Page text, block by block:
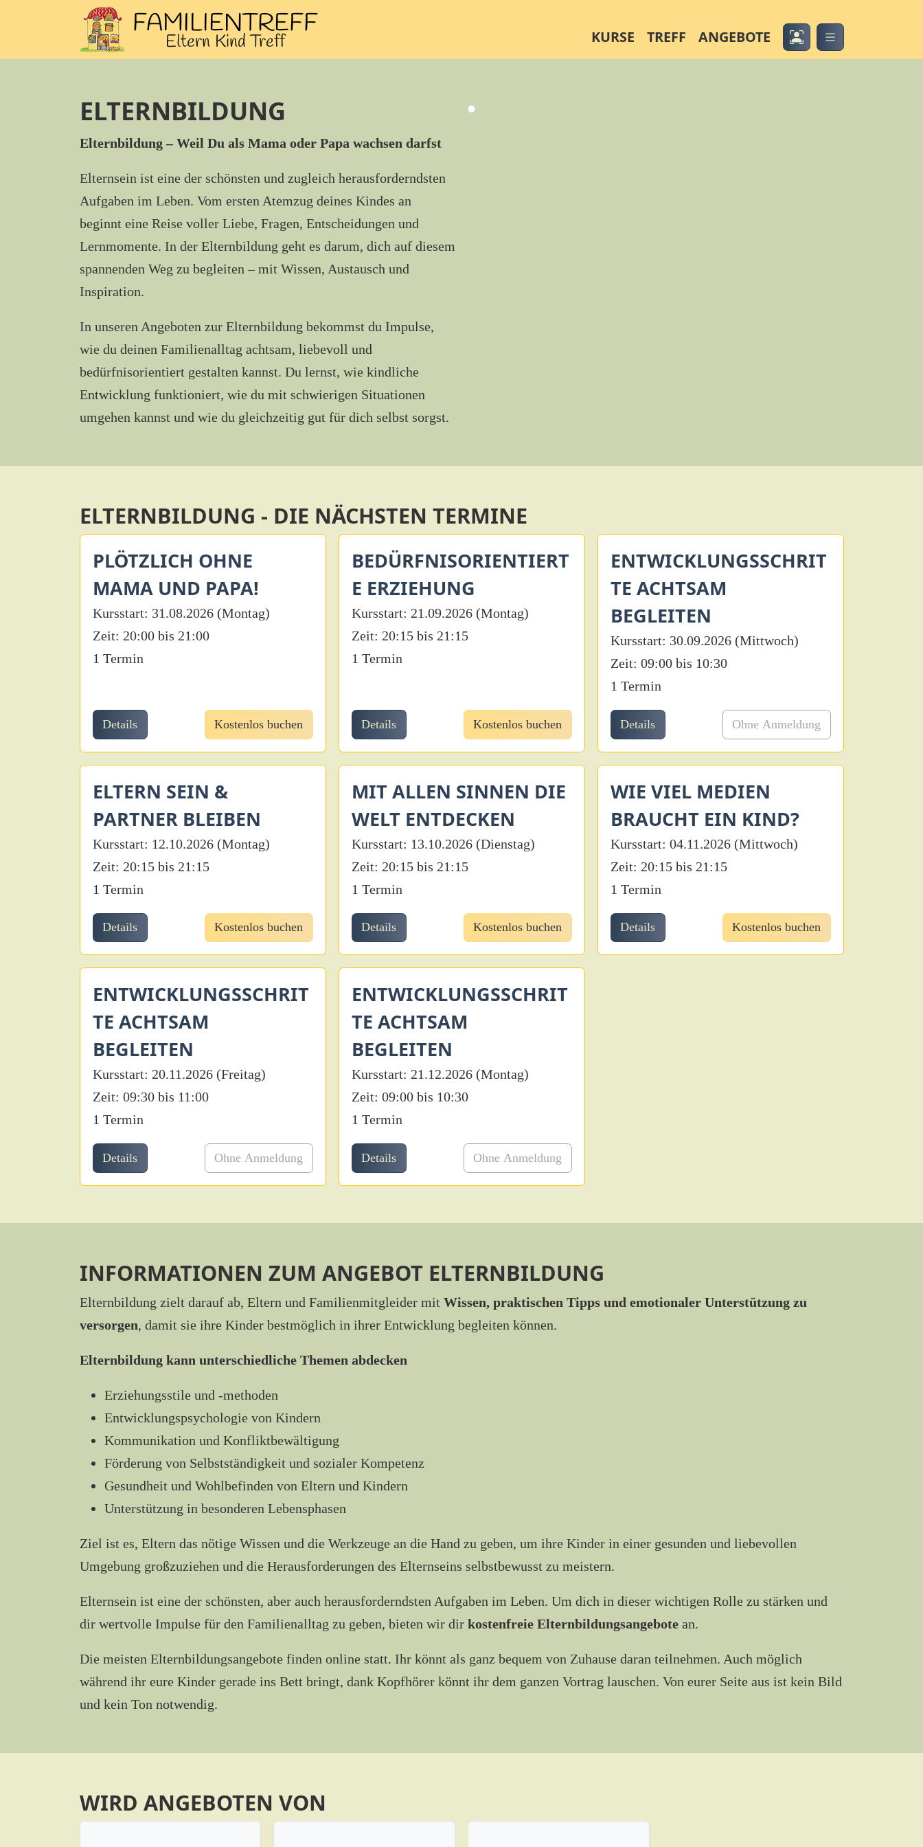
KURSE TREFF ANGEBOTE
ELTERNBILDUNG
Elternbildung – Weil Du als Mama oder Papa wachsen darfst
Elternsein ist eine der schönsten und zugleich herausforderndsten
Aufgaben im Leben. Vom ersten Atemzug deines Kindes an
beginnt eine Reise voller Liebe, Fragen, Entscheidungen und
Lernmomente. In der Elternbildung geht es darum, dich auf diesem
spannenden Weg zu begleiten – mit Wissen, Austausch und
Inspiration.
In unseren Angeboten zur Elternbildung bekommst du Impulse,
wie du deinen Familienalltag achtsam, liebevoll und
bedürfnisorientiert gestalten kannst. Du lernst, wie kindliche
Entwicklung funktioniert, wie du mit schwierigen Situationen
umgehen kannst und wie du gleichzeitig gut für dich selbst sorgst.
ELTERNBILDUNG - DIE NÄCHSTEN TERMINE
PLÖTZLICH OHNE
MAMA UND PAPA!
Kursstart: 31.08.2026 (Montag)
Zeit: 20:00 bis 21:00
1 Termin
Details Kostenlos buchen
BEDÜRFNISORIENTIERT
E ERZIEHUNG
Kursstart: 21.09.2026 (Montag)
Zeit: 20:15 bis 21:15
1 Termin
Details Kostenlos buchen
ENTWICKLUNGSSCHRIT
TE ACHTSAM
BEGLEITEN
Kursstart: 30.09.2026 (Mittwoch)
Zeit: 09:00 bis 10:30
1 Termin
Details Ohne Anmeldung
ELTERN SEIN &
PARTNER BLEIBEN
Kursstart: 12.10.2026 (Montag)
Zeit: 20:15 bis 21:15
1 Termin
Details Kostenlos buchen
MIT ALLEN SINNEN DIE
WELT ENTDECKEN
Kursstart: 13.10.2026 (Dienstag)
Zeit: 20:15 bis 21:15
1 Termin
Details Kostenlos buchen
WIE VIEL MEDIEN
BRAUCHT EIN KIND?
Kursstart: 04.11.2026 (Mittwoch)
Zeit: 20:15 bis 21:15
1 Termin
Details Kostenlos buchen
ENTWICKLUNGSSCHRIT
TE ACHTSAM
BEGLEITEN
Kursstart: 20.11.2026 (Freitag)
Zeit: 09:30 bis 11:00
1 Termin
Details Ohne Anmeldung
ENTWICKLUNGSSCHRIT
TE ACHTSAM
BEGLEITEN
Kursstart: 21.12.2026 (Montag)
Zeit: 09:00 bis 10:30
1 Termin
Details Ohne Anmeldung
INFORMATIONEN ZUM ANGEBOT ELTERNBILDUNG
Elternbildung zielt darauf ab, Eltern und Familienmitgleider mit Wissen, praktischen Tipps und emotionaler Unterstützung zu
versorgen, damit sie ihre Kinder bestmöglich in ihrer Entwicklung begleiten können.
Elternbildung kann unterschiedliche Themen abdecken
Erziehungsstile und -methoden
Entwicklungspsychologie von Kindern
Kommunikation und Konfliktbewältigung
Förderung von Selbstständigkeit und sozialer Kompetenz
Gesundheit und Wohlbefinden von Eltern und Kindern
Unterstützung in besonderen Lebensphasen
Ziel ist es, Eltern das nötige Wissen und die Werkzeuge an die Hand zu geben, um ihre Kinder in einer gesunden und liebevollen
Umgebung großzuziehen und die Herausforderungen des Elternseins selbstbewusst zu meistern.
Elternsein ist eine der schönsten, aber auch herausforderndsten Aufgaben im Leben. Um dich in dieser wichtigen Rolle zu stärken und
dir wertvolle Impulse für den Familienalltag zu geben, bieten wir dir kostenfreie Elternbildungsangebotean.
Die meisten Elternbildungsangebote finden online statt. Ihr könnt als ganz bequem von Zuhause daran teilnehmen. Auch möglich
während ihr eure Kinder gerade ins Bett bringt, dank Kopfhörer könnt ihr dem ganzen Vortrag lauschen. Von eurer Seite aus ist kein Bild
und kein Ton notwendig.
WIRD ANGEBOTEN VON